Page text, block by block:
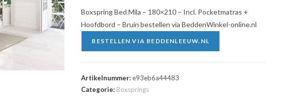
Boxspring Bed Mila – 180×210 – Incl. Pocketmatras +
Hoofdbord – Bruin bestellen via BeddenWinkel-online.nl
BESTELLEN VIA BEDDENLEEUW.NL
Artikelnummer:e93eb6a44483
Categorie: Boxsprings